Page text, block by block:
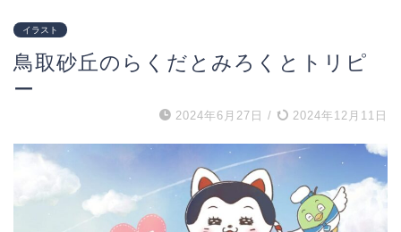
イラスト
鳥取砂丘のらくだとみろくとトリピ
ー
2024年6月27日 / 2024年12月11日